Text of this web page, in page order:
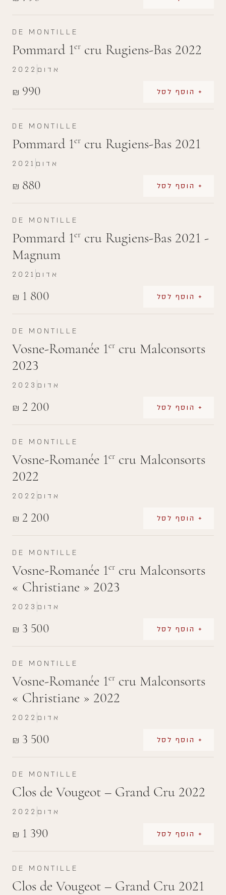
DE MONTILLE
Pommard 1er cru Rugiens-Bas 2022
₪ 990 + הוסף לסל
2022 אדום
DE MONTILLE
Pommard 1er cru Rugiens-Bas 2021
₪ 880 + הוסף לסל
2021 אדום
DE MONTILLE
Pommard 1er cru Rugiens-Bas 2021 -
Magnum
₪ 1 800 + הוסף לסל
2021 אדום
DE MONTILLE
Vosne-Romanée 1er cru Malconsorts
2023
₪ 2 200 + הוסף לסל
2023 אדום
DE MONTILLE
Vosne-Romanée 1er cru Malconsorts
2022
₪ 2 200 + הוסף לסל
2022 אדום
DE MONTILLE
Vosne-Romanée 1er cru Malconsorts
« Christiane » 2023
₪ 3 500 + הוסף לסל
2023 אדום
DE MONTILLE
Vosne-Romanée 1er cru Malconsorts
« Christiane » 2022
₪ 3 500 + הוסף לסל
2022 אדום
DE MONTILLE
Clos de Vougeot – Grand Cru 2022
₪ 1 390 + הוסף לסל
2022 אדום
DE MONTILLE
Clos de Vougeot – Grand Cru 2021